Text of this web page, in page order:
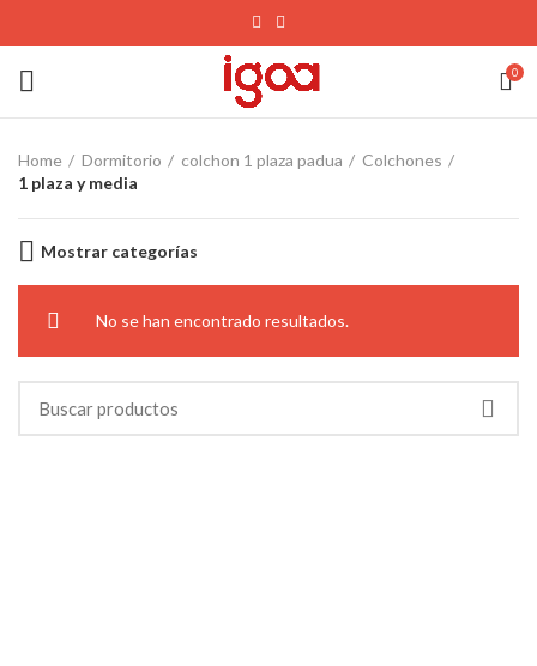
0
Home Dormitorio colchon 1 plaza padua
Colchones
1 plaza y media
Mostrar categorías
No se han encontrado resultados.